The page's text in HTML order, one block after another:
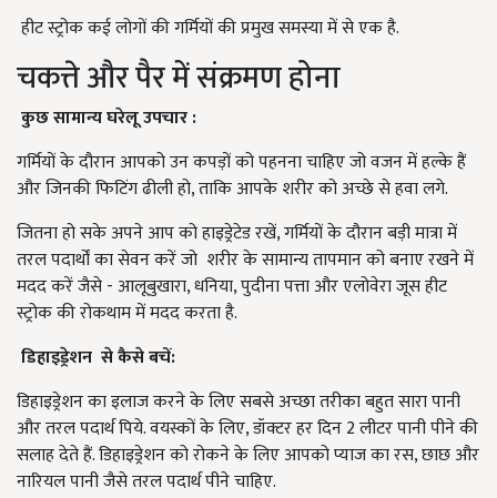
हीट स्ट्रोक कई लोगों की गर्मियों की प्रमुख समस्या में से एक है.
चकत्ते और पैर में संक्रमण होना
कुछ सामान्य घरेलू उपचार :
गर्मियों के दौरान आपको उन कपड़ों को पहनना चाहिए जो वजन में हल्के हैं
और जिनकी फिटिंग ढीली हो, ताकि आपके शरीर को अच्छे से हवा लगे.
जितना हो सके अपने आप को हाइड्रेटेड रखें, गर्मियों के दौरान बड़ी मात्रा में
तरल पदार्थों का सेवन करें जो शरीर के सामान्य तापमान को बनाए रखने में
मदद करें जैसे - आलूबुखारा, धनिया, पुदीना पत्ता और एलोवेरा जूस हीट
स्ट्रोक की रोकथाम में मदद करता है.
डिहाइड्रेशन से कैसे बचें:
डिहाइड्रेशन का इलाज करने के लिए सबसे अच्छा तरीका बहुत सारा पानी
और तरल पदार्थ पिये. वयस्कों के लिए, डॉक्टर हर दिन 2 लीटर पानी पीने की
सलाह देते हैं. डिहाइड्रेशन को रोकने के लिए आपको प्याज का रस, छाछ और
नारियल पानी जैसे तरल पदार्थ पीने चाहिए.